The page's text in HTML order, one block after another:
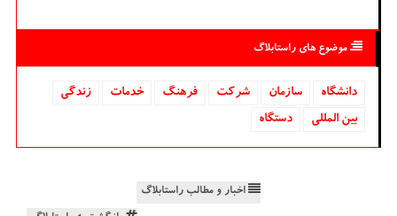
موضوع های راستابلاگ
دانشگاه‌ سازمان شركت فرهنگ خدمات
زندگی
بین المللی
دستگاه
اخبار و مطالب راستابلاگ